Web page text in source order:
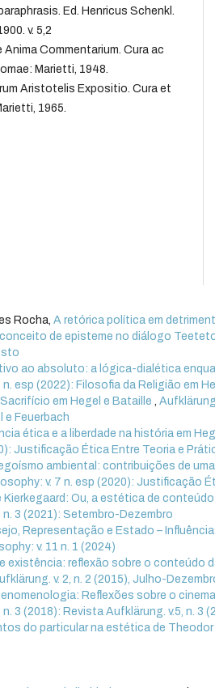
Ed. Henricus Schenkl.
v. 5,2
Commentarium. Cura ac
Marietti, 1948.
Aristotelis Expositio. Cura et
1965.
Rocha,A retórica política em
de episteme no diálogo
ao absoluto: a lógica-dialética
esp (2022): Filosofia da Religião em
em Hegel e Bataille,
e Feuerbach
ética e a liberdade na história em
Justificação Ética Entre Teoria e
ambiental: contribuições de
v. 7 n. esp (2020): Justificação
Kierkegaard: Ou, a estética de
3 (2021): Setembro-Dezembro
Representação e Estado –
v. 11 n. 1 (2024)
existência: reflexão sobre o conteúdo
v. 2, n. 2 (2015), Julho-
Reflexões sobre o
3 (2018): Revista Aufklärung. v.5, n. 3
do particular na estética de